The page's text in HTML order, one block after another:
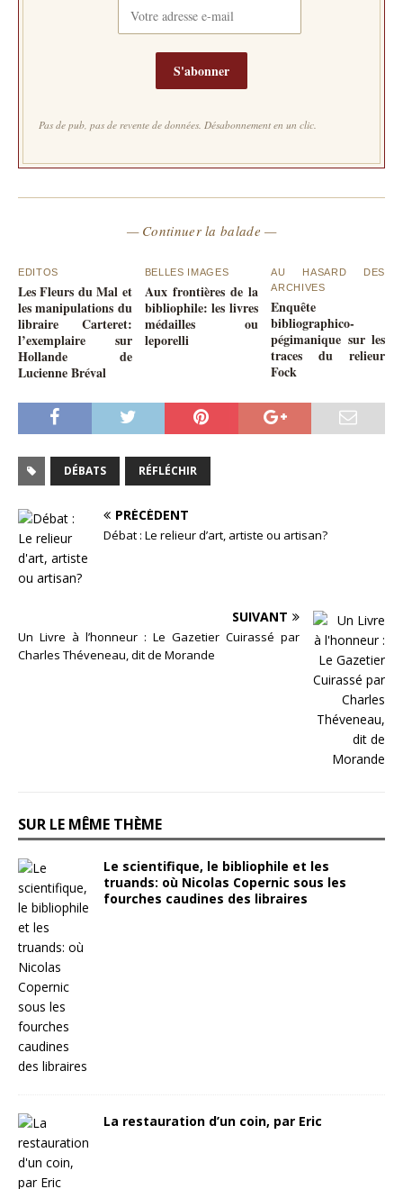
S'abonner
Pas de pub, pas de revente de données. Désabonnement en un clic.
— Continuer la balade —
EDITOS
Les Fleurs du Mal et
les manipulations du
libraire Carteret:
l’exemplaire sur
Hollande de
Lucienne Bréval
BELLES IMAGES
Aux frontières de la
bibliophile: les livres
médailles ou
leporelli
AU HASARD DES
ARCHIVES
Enquête
bibliographico-
pégimanique sur les
traces du relieur
Fock
DÉBATS RÉFLÉCHIR
PRÉCÉDENT
Débat : Le relieur d’art, artiste ou artisan?
SUIVANT
Un Livre à l’honneur : Le Gazetier Cuirassé par
Charles Théveneau, dit de Morande
SUR LE MÊME THÈME
Le scientifique, le bibliophile et les
truands: où Nicolas Copernic sous les
fourches caudines des libraires
La restauration d’un coin, par Eric